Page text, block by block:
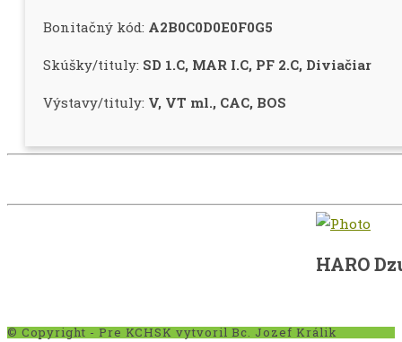
Bonitačný kód: A2B0C0D0E0F0G5
Skúšky/tituly: SD 1.C, MAR I.C, PF 2.C, Diviačiar
Výstavy/tituly: V, VT ml., CAC, BOS
HARO
© Copyright - Pre KCHSK vytvoril Bc. Jozef Králik